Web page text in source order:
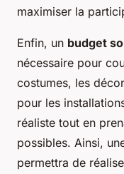
maximiser la
Enfin, un budget
nécessaire pour
costumes, les
pour les
réaliste tout en
possibles. Ainsi,
permettra de